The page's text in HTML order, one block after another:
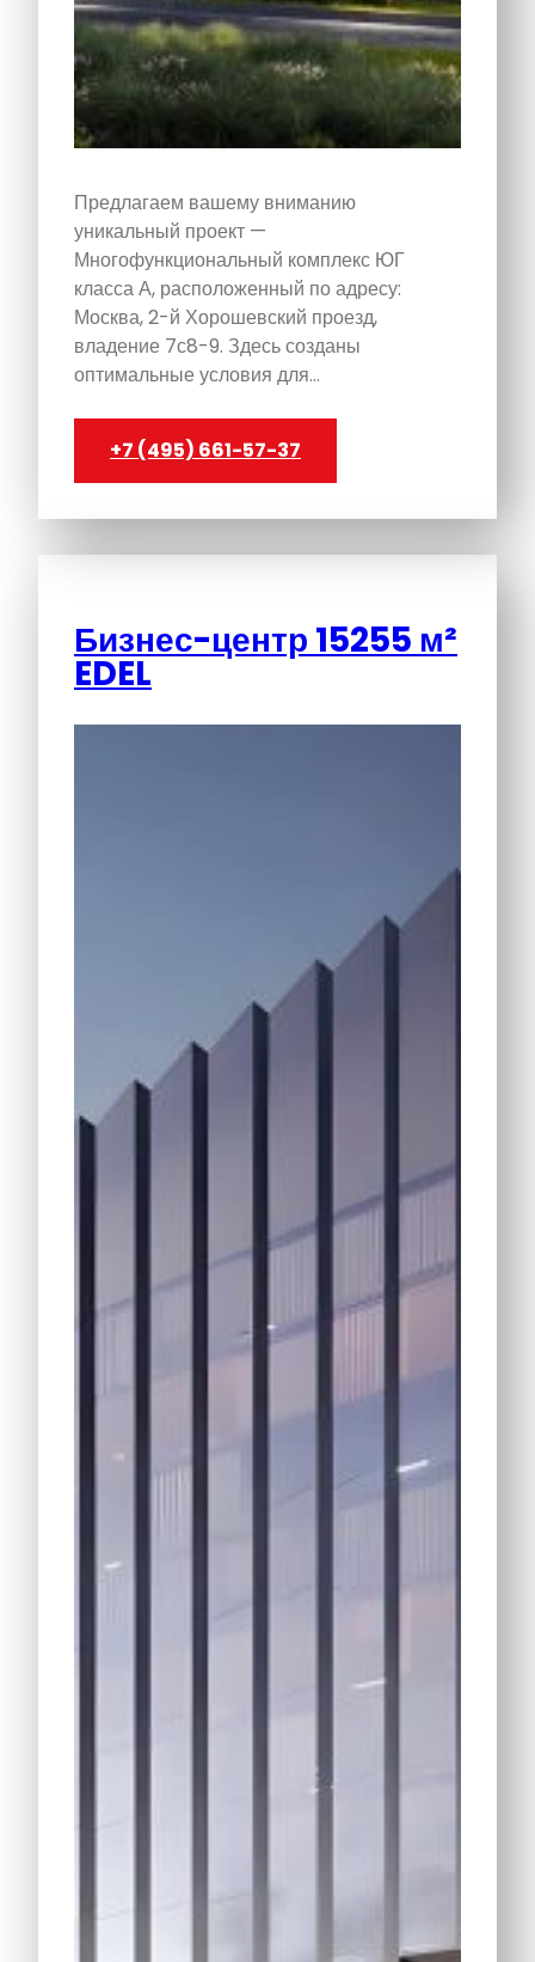
Предлагаем вашему вниманию
уникальный проект —
Многофункциональный комплекс ЮГ
класса А, расположенный по адресу:
Москва, 2-й Хорошевский проезд,
владение 7с8-9. Здесь созданы
оптимальные условия для…
+7 (495) 661-57-37
Бизнес-центр 15255 м²
EDEL